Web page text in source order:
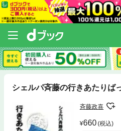
シェルパ斉藤の行きあたりば
斉藤政喜
660(税込)